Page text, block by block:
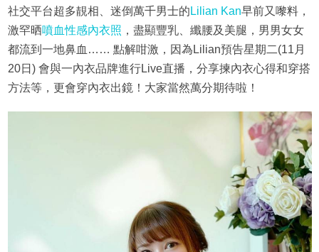
社交平台超多靚相、迷倒萬千男士的 Lilian Kan早前又嚟料，
激罕晒噴血性感內衣照 ，盡顯豐乳、纖腰及美腿，男男女女
都流到一地鼻血…… 點解咁激，因為Lilian預告星期二(11月
20日) 會與一內衣品牌進行Live直播，分享揀內衣心得和穿搭
方法等，更會穿內衣出鏡！大家當然萬分期待啦！